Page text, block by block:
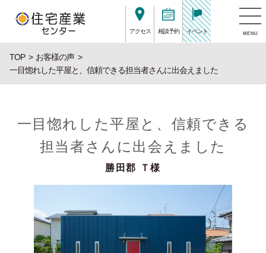
アクセス 相談予約 イベント MENU
TOP
お客様の声
一目惚れした平屋と、信頼できる担当者さんに出会えました
一目惚れした平屋と、信頼できる
担当者さんに出会えました
勝田郡 Ｔ様